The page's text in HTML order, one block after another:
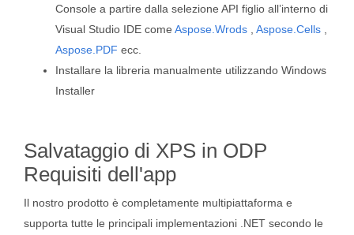
Console a partire dalla selezione API figlio all’interno di
Visual Studio IDE come Aspose.Wrods Aspose.Cells
Aspose.PDF ecc.
Installare la libreria manualmente utilizzando Windows
Installer
Salvataggio di XPS in ODP
Requisiti dell'app
Il nostro prodotto è completamente multipiattaforma e
supporta tutte le principali implementazioni .NET secondo le